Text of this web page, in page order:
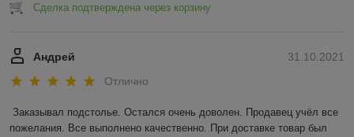
Сделка подтверждена через корзину
31.10.2021
Андрей
Отлично
Заказывал подстолье. Остался очень доволен. Продавец учёл все
пожелания. Все выполнено качественно. При доставке товар был